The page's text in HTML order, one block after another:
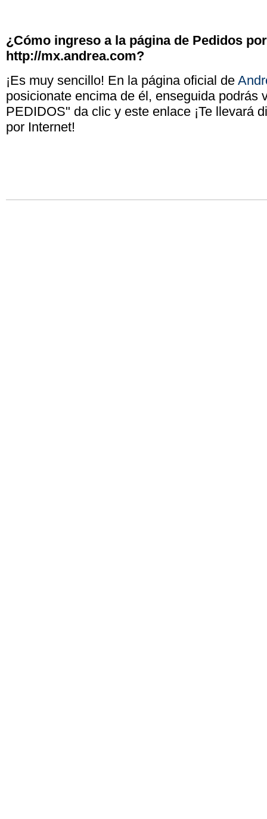
¿Cómo ingreso a la página de Pedidos
http://mx.andrea.com?
¡Es muy sencillo! En la página oficial de
posicionate encima de él, enseguida podrás
PEDIDOS" da clic y este enlace ¡Te llevará
por Internet!